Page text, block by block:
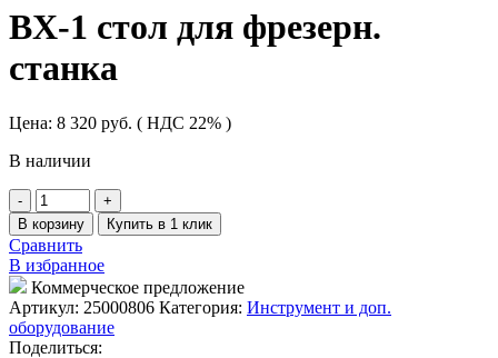
BX-1 стол для фрезерн.
станка
Цена: 8 320 руб. ( НДС 22% )
В наличии
Количество
товара
BX-
1
стол
для
фрезерн.
станка
В корзину Купить в 1 клик
Сравнить
В избранное
Коммерческое предложение
Артикул: 25000806 Категория: Инструмент и доп.
оборудование
Поделиться: